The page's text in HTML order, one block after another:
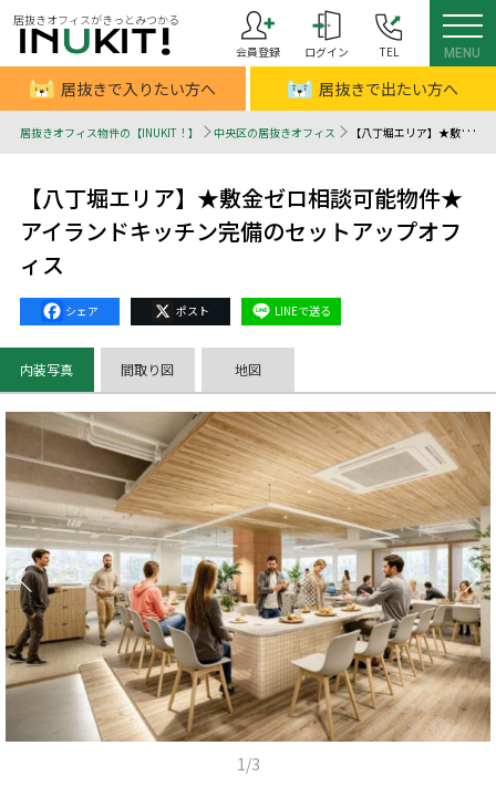
居抜きオフィスがきっとみつかる
会員登録
ログイン TEL MENU
居抜きで入りたい方へ 居抜きで出たい方へ
居抜きオフィス物件の【INUKIT！】 中央区の居抜きオフィス 【八丁堀エリア】★敷金ゼロ相談可能物件★アイランドキッチン完備のセットアップオフィス - 居抜きオフィスはINUKIT！（イヌキット）
【八丁堀エリア】★敷金ゼロ相談可能物件★
アイランドキッチン完備のセットアップオフ
ィス
Facebook
X Line
内装写真 間取り図 地図
1/3